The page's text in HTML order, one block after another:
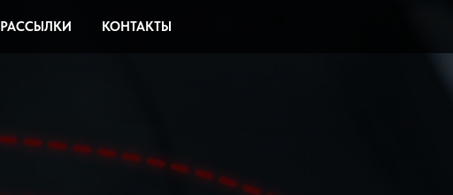
РАССЫЛКИ КОНТАКТЫ